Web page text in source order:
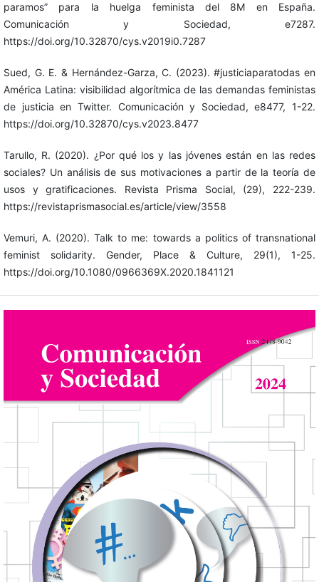
paramos” para la huelga feminista del 8M en España.
Comunicación y Sociedad, e7287.
https://doi.org/10.32870/cys.v2019i0.7287
Sued, G. E. & Hernández-Garza, C. (2023). #justiciaparatodas en
América Latina: visibilidad algorítmica de las demandas feministas
de justicia en Twitter. Comunicación y Sociedad, e8477, 1-22.
https://doi.org/10.32870/cys.v2023.8477
Tarullo, R. (2020). ¿Por qué los y las jóvenes están en las redes
sociales? Un análisis de sus motivaciones a partir de la teoría de
usos y gratificaciones. Revista Prisma Social, (29), 222-239.
https://revistaprismasocial.es/article/view/3558
Vemuri, A. (2020). Talk to me: towards a politics of transnational
feminist solidarity. Gender, Place & Culture, 29(1), 1-25.
https://doi.org/10.1080/0966369X.2020.1841121